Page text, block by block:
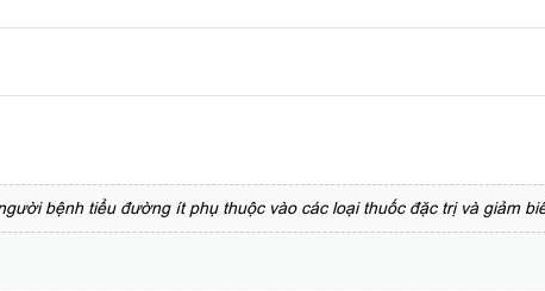
bệnh tiểu đường ít phụ thuộc vào các loại thuốc đặc trị và giảm